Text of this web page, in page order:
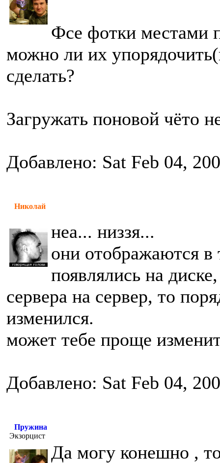
Фсе фотки местами
можно ли их
сделать?
Загружать поновой чёто
Добавлено: Sat Feb 04,
Николай
неа... низзя...
они отображаются в
появлялись на
сервера на сервер, то
изменился.
может тебе проще
Добавлено: Sat Feb 04,
Пружина
Экзорцист
Да могу конешно ,